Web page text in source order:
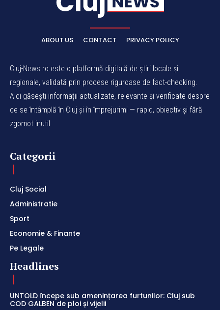
ABOUT US CONTACT PRIVACY POLICY
Cluj-News.ro este o platformă digitală de știri locale și
regionale, validată prin procese riguroase de fact-checking.
Aici găsești informații actualizate, relevante și verificate despre
ce se întâmplă în Cluj și în împrejurimi — rapid, obiectiv și fără
zgomot inutil.
Categorii
Cluj Social
Administratie
Sport
Economie & Finante
Pe Legale
Headlines
UNTOLD începe sub amenințarea furtunilor: Cluj sub
COD GALBEN de ploi și vijelii